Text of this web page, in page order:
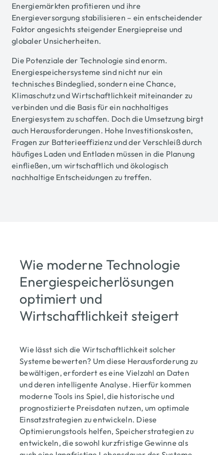
Energiemärkten profitieren und ihre
Energieversorgung stabilisieren – ein entscheidender
Faktor angesichts steigender Energiepreise und
globaler Unsicherheiten.
Die Potenziale der Technologie sind enorm.
Energiespeichersysteme sind nicht nur ein
technisches Bindeglied, sondern eine Chance,
Klimaschutz und Wirtschaftlichkeit miteinander zu
verbinden und die Basis für ein nachhaltiges
Energiesystem zu schaffen. Doch die Umsetzung birgt
auch Herausforderungen. Hohe Investitionskosten,
Fragen zur Batterieeffizienz und der Verschleiß durch
häufiges Laden und Entladen müssen in die Planung
einfließen, um wirtschaftlich und ökologisch
nachhaltige Entscheidungen zu treffen.
Wie moderne Technologie
Energiespeicherlösungen
optimiert und
Wirtschaftlichkeit steigert
Wie lässt sich die Wirtschaftlichkeit solcher
Systeme bewerten? Um diese Herausforderung zu
bewältigen, erfordert es eine Vielzahl an Daten
und deren intelligente Analyse. Hierfür kommen
moderne Tools ins Spiel, die historische und
prognostizierte Preisdaten nutzen, um optimale
Einsatzstrategien zu entwickeln. Diese
Optimierungstools helfen, Speicherstrategien zu
entwickeln, die sowohl kurzfristige Gewinne als